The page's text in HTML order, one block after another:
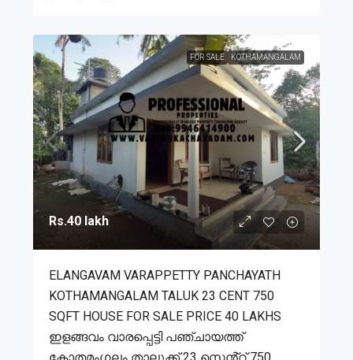
FOR SALE KOTHAMANGALAM
Rs.40 lakh
ELANGAVAM VARAPPETTY PANCHAYATH
KOTHAMANGALAM TALUK 23 CENT 750
SQFT HOUSE FOR SALE PRICE 40 LAKHS
ഇളങ്ങവം വാരപ്പെട്ടി പഞ്ചായത്ത്
കോതമംഗലം താലൂക്ക് 23 സെൻ്റ് 750